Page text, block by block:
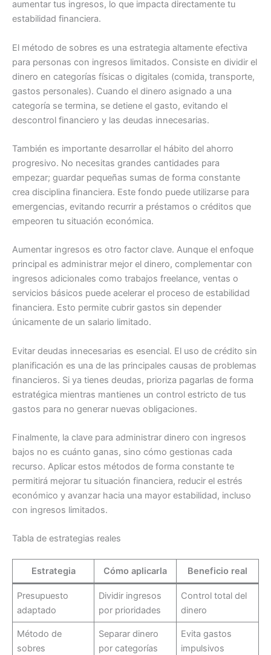
aumentar tus ingresos, lo que impacta directamente tu
estabilidad financiera.
El método de sobres es una estrategia altamente efectiva
para personas con ingresos limitados. Consiste en dividir el
dinero en categorías físicas o digitales (comida, transporte,
gastos personales). Cuando el dinero asignado a una
categoría se termina, se detiene el gasto, evitando el
descontrol financiero y las deudas innecesarias.
También es importante desarrollar el hábito del ahorro
progresivo. No necesitas grandes cantidades para
empezar; guardar pequeñas sumas de forma constante
crea disciplina financiera. Este fondo puede utilizarse para
emergencias, evitando recurrir a préstamos o créditos que
empeoren tu situación económica.
Aumentar ingresos es otro factor clave. Aunque el enfoque
principal es administrar mejor el dinero, complementar con
ingresos adicionales como trabajos freelance, ventas o
servicios básicos puede acelerar el proceso de estabilidad
financiera. Esto permite cubrir gastos sin depender
únicamente de un salario limitado.
Evitar deudas innecesarias es esencial. El uso de crédito sin
planificación es una de las principales causas de problemas
financieros. Si ya tienes deudas, prioriza pagarlas de forma
estratégica mientras mantienes un control estricto de tus
gastos para no generar nuevas obligaciones.
Finalmente, la clave para administrar dinero con ingresos
bajos no es cuánto ganas, sino cómo gestionas cada
recurso. Aplicar estos métodos de forma constante te
permitirá mejorar tu situación financiera, reducir el estrés
económico y avanzar hacia una mayor estabilidad, incluso
con ingresos limitados.
Tabla de estrategias reales
Estrategia Cómo aplicarla Beneficio real
Presupuesto
adaptado
Dividir ingresos
por prioridades
Control total del
dinero
Método de
sobres
Separar dinero
por categorías
Evita gastos
impulsivos